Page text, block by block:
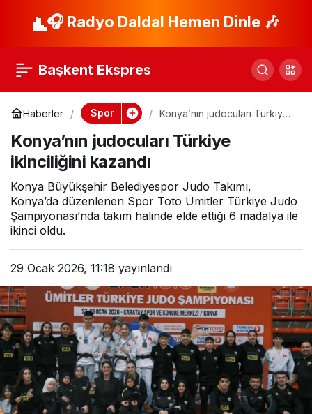
🎧 Radyo Daldal Hemen Dinle 🎶
Başkent Ekspres
Haberler Spor
Konya’nın judocuları Türkiye
Konya’nın judocuları Türkiye
ikinciliğini kazandı
Konya Büyükşehir Belediyespor Judo Takımı,
Konya’da düzenlenen Spor Toto Ümitler Türkiye Judo
Şampiyonası’nda takım halinde elde ettiği 6 madalya ile
ikinci oldu.
29 Ocak 2026, 11:18 yayınlandı
Namağlup Sakarya,
oluyor
Paylaş